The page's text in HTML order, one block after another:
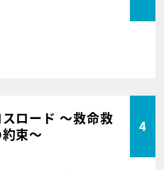
ロード ～救命救
束～
4